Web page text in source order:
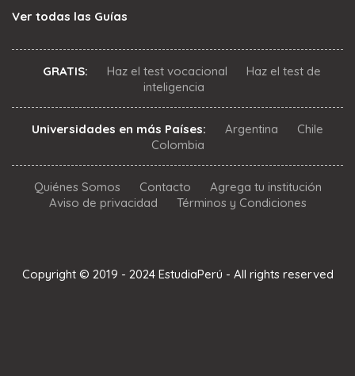
Ver todas las Guías
GRATIS: Haz el test vocacional
Haz el test de
inteligencia
Universidades en más Países: Argentina
Chile
Colombia
Quiénes Somos Contacto
Agrega tu institución
Aviso de privacidad
Términos y Condiciones
Copyright © 2019 - 2024 EstudiaPerú - All rights reserved